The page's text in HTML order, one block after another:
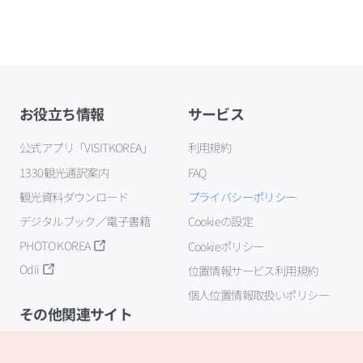
お役立ち情報
公式アプリ「VISITKOREA」
1330観光通訳案内
観光資料ダウンロード
デジタルブック／電子書籍
PHOTO KOREA
Odii
サービス
利用規約
FAQ
プライバシーポリシー
Cookieの設定
Cookieポリシー
位置情報サービス利用規約
個人位置情報取扱いポリシー
その他関連サイト